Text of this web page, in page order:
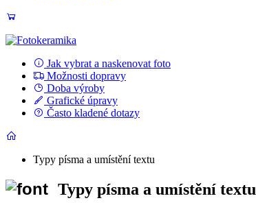
Jak vybrat a naskenovat foto
Možnosti dopravy
Doba výroby
Grafické úpravy
Často kladené dotazy
Typy písma a umístění textu
Typy písma a umístění textu